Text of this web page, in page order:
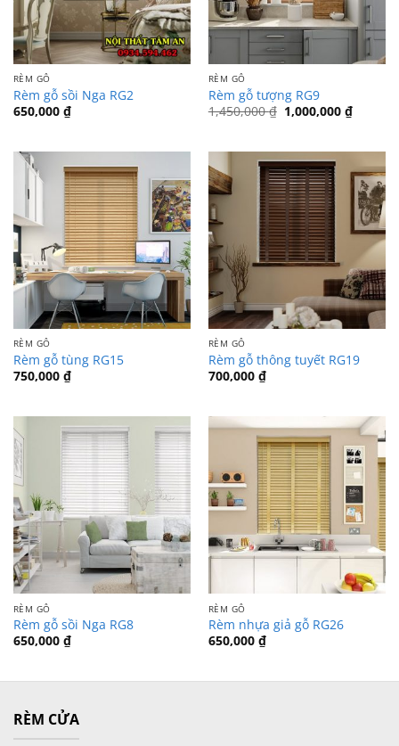
RÈM GỖ
Rèm gỗ sồi Nga RG2
650,000 ₫
RÈM GỖ
Rèm gỗ tượng RG9
1,450,000₫ Giá
gốc
1,000,000 ₫Giá
hiện
RÈM GỖ
Rèm gỗ tùng RG15
750,000 ₫
RÈM GỖ
Rèm gỗ thông tuyết RG19
700,000 ₫
RÈM GỖ
Rèm gỗ sồi Nga RG8
650,000 ₫
RÈM GỖ
Rèm nhựa giả gỗ RG26
650,000 ₫
RÈM CỬA